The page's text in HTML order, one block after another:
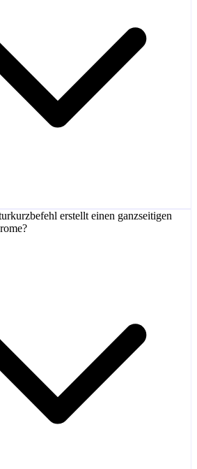
erstellt einen ganzseitigen